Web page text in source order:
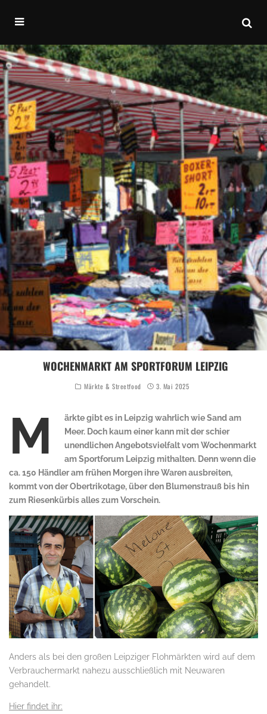
WOCHENMARKT AM SPORTFORUM LEIPZIG
Märkte & Streetfood 3. Mai 2025
M
ärkte gibt es in Leipzig wahrlich wie Sand am
Meer. Doch kaum einer kann mit der schier
unendlichen Angebotsvielfalt vom Wochenmarkt
am Sportforum Leipzig mithalten. Denn wenn die
ca. 150 Händler am frühen Morgen ihre Waren ausbreiten,
kommt von der Obertrikotage, über den Blumenstrauß bis hin
zum Riesenkürbis alles zum Vorschein.
Anders als bei den großen Leipziger Flohmärkten wird auf dem
Verbrauchermarkt nahezu ausschließlich mit Neuwaren
gehandelt.
Hier findet ihr: